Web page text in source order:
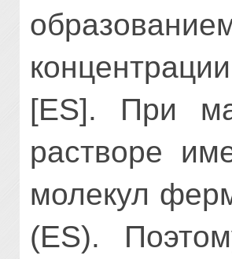
[ES]. При
растворе
молекул
(ES).